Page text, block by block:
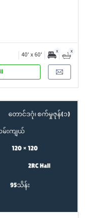
40' x 60' x x